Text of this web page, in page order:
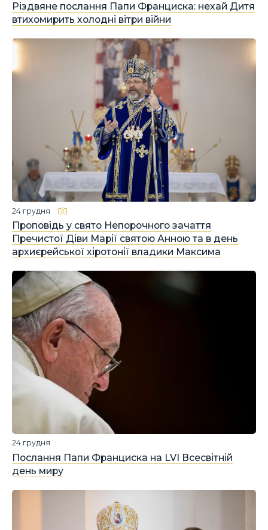
Різдвяне послання Папи Франциска: нехай Дитя
втихомирить холодні вітри війни
Проповідь у свято Непорочного зачаття
Пречистої Діви Марії святою Анною та в день
архиєрейської хіротонії владики Максима
24 грудня
Послання Папи Франциска на LVI Всесвітній
день миру
24 грудня